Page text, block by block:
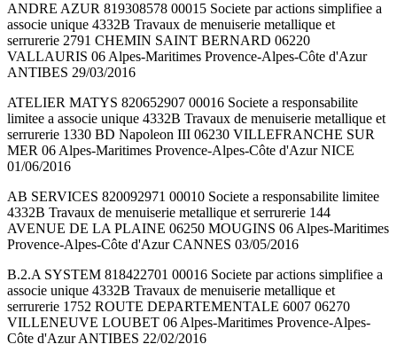
ANDRE AZUR 819308578 00015 Societe par actions simplifiee a
associe unique 4332B Travaux de menuiserie metallique et
serrurerie 2791 CHEMIN SAINT BERNARD 06220
VALLAURIS 06 Alpes-Maritimes Provence-Alpes-Côte d'Azur
ANTIBES 29/03/2016
ATELIER MATYS 820652907 00016 Societe a responsabilite
limitee a associe unique 4332B Travaux de menuiserie metallique et
serrurerie 1330 BD Napoleon III 06230 VILLEFRANCHE SUR
MER 06 Alpes-Maritimes Provence-Alpes-Côte d'Azur NICE
01/06/2016
AB SERVICES 820092971 00010 Societe a responsabilite limitee
4332B Travaux de menuiserie metallique et serrurerie 144
AVENUE DE LA PLAINE 06250 MOUGINS 06 Alpes-Maritimes
Provence-Alpes-Côte d'Azur CANNES 03/05/2016
B.2.A SYSTEM 818422701 00016 Societe par actions simplifiee a
associe unique 4332B Travaux de menuiserie metallique et
serrurerie 1752 ROUTE DEPARTEMENTALE 6007 06270
VILLENEUVE LOUBET 06 Alpes-Maritimes Provence-Alpes-
Côte d'Azur ANTIBES 22/02/2016